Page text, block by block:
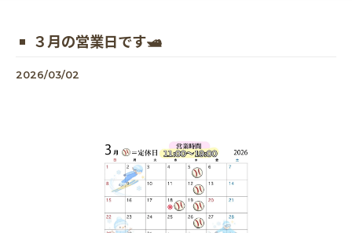
３月の営業日です🛥️
2026/03/02